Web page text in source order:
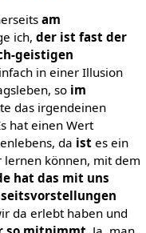
am
ich, der ist fast der
geistigen
in einer Illusion
so im
das irgendeinen
hat einen Wert
da istes ein
lernen können, mit dem
hat das mit uns
da erlebt haben und